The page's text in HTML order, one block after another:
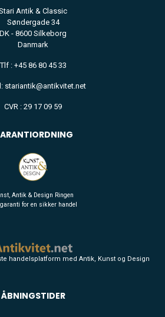
Antik & Classic
Søndergade 34
DK - 8600 Silkeborg
Danmark
Tlf : +45 86 80 45 33
stariantik@antikvitet.net
CVR : 29 17 09 59
Antik & Design Ringen
for en sikker handel
handelsplatform med Antik, Kunst og Design
ÅBNINGSTIDER